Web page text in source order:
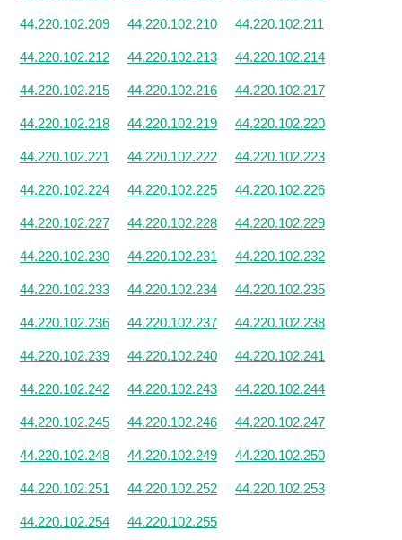
44.220.102.209 44.220.102.210 44.220.102.211
44.220.102.212 44.220.102.213 44.220.102.214
44.220.102.215 44.220.102.216 44.220.102.217
44.220.102.218 44.220.102.219 44.220.102.220
44.220.102.221 44.220.102.222 44.220.102.223
44.220.102.224 44.220.102.225 44.220.102.226
44.220.102.227 44.220.102.228 44.220.102.229
44.220.102.230 44.220.102.231 44.220.102.232
44.220.102.233 44.220.102.234 44.220.102.235
44.220.102.236 44.220.102.237 44.220.102.238
44.220.102.239 44.220.102.240 44.220.102.241
44.220.102.242 44.220.102.243 44.220.102.244
44.220.102.245 44.220.102.246 44.220.102.247
44.220.102.248 44.220.102.249 44.220.102.250
44.220.102.251 44.220.102.252 44.220.102.253
44.220.102.254 44.220.102.255